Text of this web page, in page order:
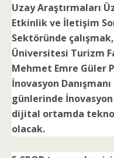
Uzay Araştırmaları
Etkinlik ve İletişim
Sektöründe
Üniversitesi Turizm
Mehmet Emre Güler
İnovasyon
günlerinde
dijital ortamda
olacak.